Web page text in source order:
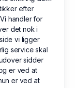
efter
handler for
det nok i
vi ligger
service skal
sidder
er ved at
er ved at